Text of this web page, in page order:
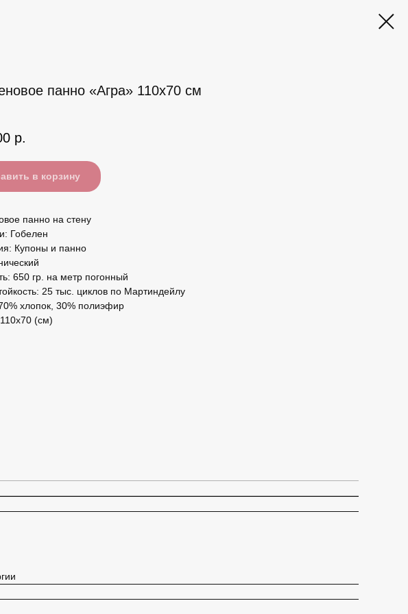
панно «Агра» 110x70 см
р.
в корзину
панно на стену
Гобелен
Купоны и панно
650 гр. на метр погонный
25 тыс. циклов по Мартиндейлу
хлопок, 30% полиэфир
(см)